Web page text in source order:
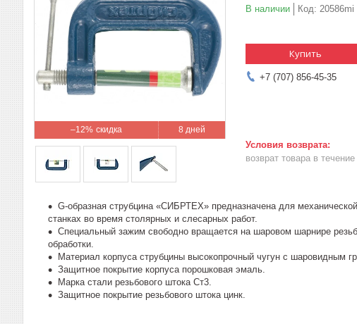
–12% 8 дней
В наличии Код: 20586mi
Купить
+7 (707) 856-45-35
возврат товара в
G-образная струбцина «СИБРТЕХ» предназначена для
станках во время столярных и слесарных работ.
Специальный зажим свободно вращается на шаровом шарнире
обработки.
Материал корпуса струбцины высокопрочный чугун с шаровидным
Защитное покрытие корпуса порошковая эмаль.
Марка стали резьбового штока Ст3.
Защитное покрытие резьбового штока цинк.